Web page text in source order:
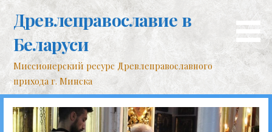
контенту
Древлеправославие в
Беларуси
Миссионерский ресурс Древлеправославного
прихода г. Минска